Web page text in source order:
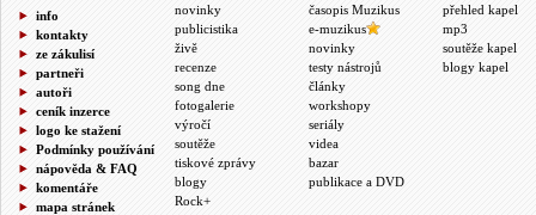
info
kontakty
ze zákulisí
partneři
autoři
ceník inzerce
logo ke stažení
Podmínky používání
nápověda & FAQ
komentáře
mapa stránek
novinky
publicistika
živě
recenze
song dne
fotogalerie
výročí
soutěže
tiskové zprávy
blogy
Rock+
časopis Muzikus
e-muzikus
novinky
testy nástrojů
články
workshopy
seriály
videa
bazar
publikace a DVD
přehled kapel
mp3
soutěže kapel
blogy kapel